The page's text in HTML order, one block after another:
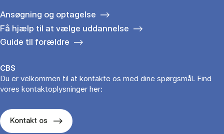
Ansøgning og optagelse
Få hjælp til at vælge uddannelse
Guide til forældre
CBS
Du er velkommen til at kontakte os med dine spørgsmål. Find
vores kontaktoplysninger her:
Kontakt os